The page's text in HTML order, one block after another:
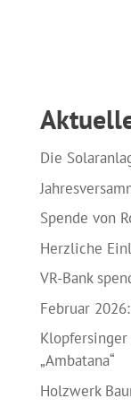
Die
Spende von
Herzliche
VR-Bank
Februar
„Ambatana“
Holzwerk